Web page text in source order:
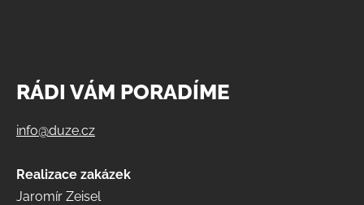
RÁDI VÁM PORADÍME
info@duze.cz
Realizace zakázek
Jaromír Zeisel